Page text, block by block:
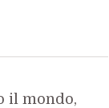
il mondo,